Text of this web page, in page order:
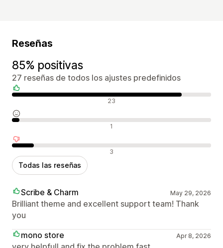
Reseñas
85% positivas
27 reseñas de todos los ajustes predefinidos
Reseñas positivas 23
Reseñas neutras 1
Reseñas negativas 3
Todas las reseñas
Scribe & Charm May 29, 2026
Brilliant theme and excellent support team! Thank
you
mono store
Apr 8, 2026